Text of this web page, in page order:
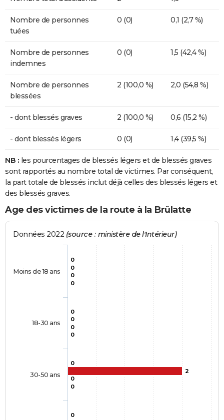
Nombre de personnes
tuées
0 (0) 0,1 (2,7 %)
Nombre de personnes
indemnes
0 (0) 1,5 (42,4 %)
Nombre de personnes
blessées
2 (100,0 %) 2,0 (54,8 %)
- dont blessés graves 2 (100,0 %) 0,6 (15,2 %)
- dont blessés légers 0 (0) 1,4 (39,5 %)
NB : les pourcentages de blessés légers et de blessés graves
sont rapportés au nombre total de victimes. Par conséquent,
la part totale de blessés inclut déjà celles des blessés légers et
des blessés graves.
Age des victimes de la route à la Brûlatte
Données 2022 (source : ministère de l'Intérieur)
0
0
0
0
0
0
2
0
0
0
0
0
0
Moins de 18 ans
18-30 ans
30-50 ans